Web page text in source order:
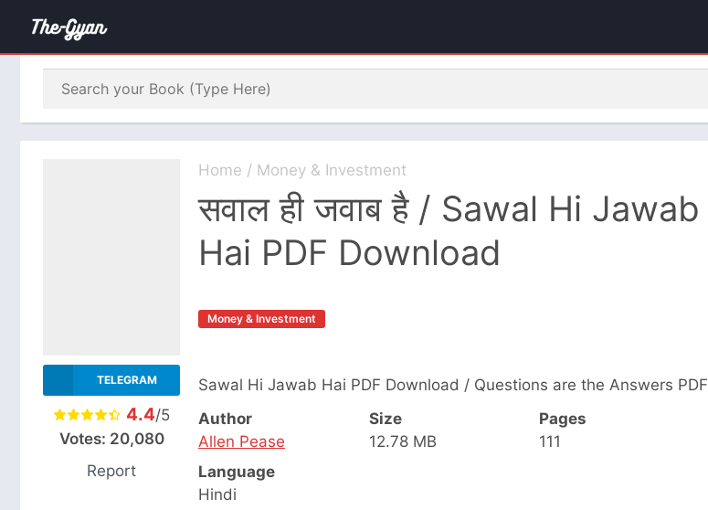
Home / Money & Investment
सवाल ही जवाब है / Sawal Hi Jawab
Hai PDF Download
Money & Investment
Sawal Hi Jawab Hai PDF Download / Questions are the Answers PDF
TELEGRAM
4.4/5
Votes: 20,080
Report
Author
Allen Pease
Size
12.78 MB
Pages
111
Language
Hindi